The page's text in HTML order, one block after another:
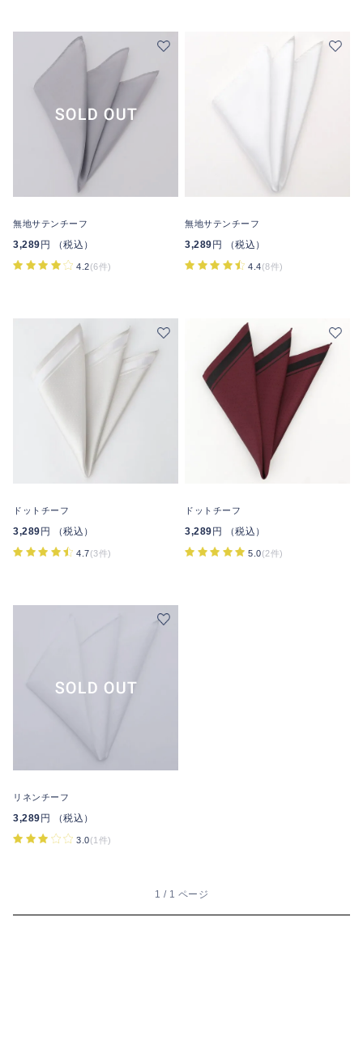
無地サテンチーフ
3,289 円 （税込）
4.2(6件)
無地サテンチーフ
3,289 円 （税込）
4.4(8件)
ドットチーフ
3,289 円 （税込）
4.7(3件)
ドットチーフ
3,289 円 （税込）
5.0(2件)
リネンチーフ
3,289円 （税込）
3.0(1件)
1 / 1 ページ